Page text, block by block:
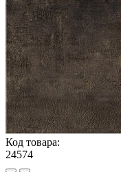
Код товара:
24574